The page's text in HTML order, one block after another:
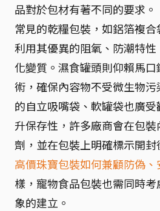
品對於包材有著不同的要求。
常見的乾糧包裝，如鋁箔複合
利用其優異的阻氧、防潮特
化變質。濕食罐頭則仰賴馬
術，確保內容物不受微生物
的自立吸嘴袋、軟罐袋也廣
升保存性，許多廠商會在包
劑，並在包裝上明確標示開
高價珠寶包裝如何兼顧防偽
樣，寵物食品包裝也需同時
象的建立。